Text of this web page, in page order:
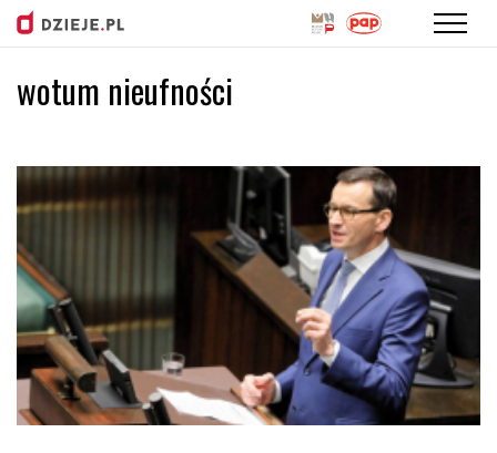
wotum nieufności